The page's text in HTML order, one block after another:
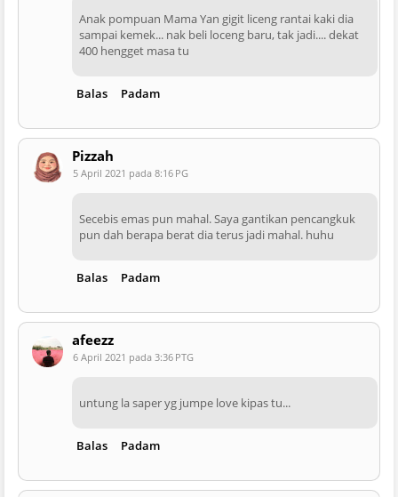
Anak pompuan Mama Yan gigit liceng rantai kaki dia
sampai kemek... nak beli loceng baru, tak jadi.... dekat
400 hengget masa tu
Balas Padam
Pizzah
5 April 2021 pada 8:16 PG
Secebis emas pun mahal. Saya gantikan pencangkuk
pun dah berapa berat dia terus jadi mahal. huhu
Balas Padam
afeezz
6 April 2021 pada 3:36 PTG
untung la saper yg jumpe love kipas tu...
Balas Padam